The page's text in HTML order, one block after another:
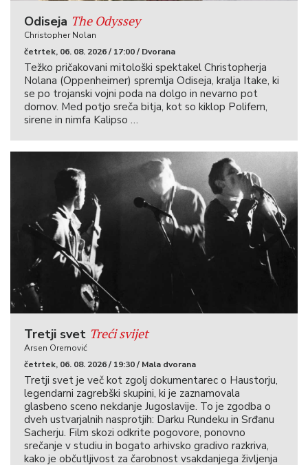
Odiseja The Odyssey
Christopher Nolan
četrtek, 06. 08. 2026 / 17:00 / Dvorana
Težko pričakovani mitološki spektakel Christopherja
Nolana (Oppenheimer) spremlja Odiseja, kralja Itake, ki
se po trojanski vojni poda na dolgo in nevarno pot
domov. Med potjo sreča bitja, kot so kiklop Polifem,
sirene in nimfa Kalipso …
Tretji svet Treći svijet
Arsen Oremović
četrtek, 06. 08. 2026 / 19:30 / Mala dvorana
Tretji svet je več kot zgolj dokumentarec o Haustorju,
legendarni zagrebški skupini, ki je zaznamovala
glasbeno sceno nekdanje Jugoslavije. To je zgodba o
dveh ustvarjalnih nasprotjih: Darku Rundeku in Srđanu
Sacherju. Film skozi odkrite pogovore, ponovno
srečanje v studiu in bogato arhivsko gradivo razkriva,
kako je občutljivost za čarobnost vsakdanjega življenja